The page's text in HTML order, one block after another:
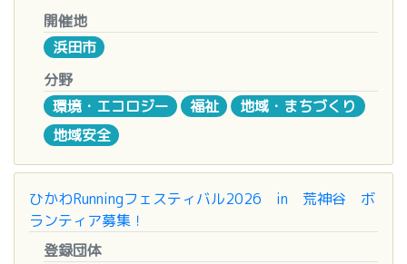
Mail：s-inochi@smile.ocn.ne.jp
☆ メールでのお申込みの際は、タイトルに【45 期
受講申し込み】とご記入ください。 また、1 週間
以上申込受付の返信がない場合はお問い合わせくだ
さい 。
■活動日・活動時間
活動日 ：休館日（毎週月曜日※祝日の場合翌平
日、12/29～1/1）以外で、ご都合のつく日
活動時間：館の開館時間内で、1回につき3時間程
度を目安としてください
■登録期間
令和8年4月1日～令和9年3月31日 ※原則として1
年間（更新可）
■ボランティアとしての特典
※小雨決行
※毎月第４土曜日の同時間に開催♪（１月、２月、
８月、１２月除く）
■集合場所
石見畳ヶ浦入口
（〒697-0003 島根県浜田市国分町）
■清掃場所
石見畳ヶ浦一帯
■お問い合わせ先
開催地
浜田市
分野
環境・エコロジー
福祉
地域・まちづくり
地域安全
ひかわRunningフェスティバル2026 in 荒神谷 ボ
ランティア募集！
登録団体